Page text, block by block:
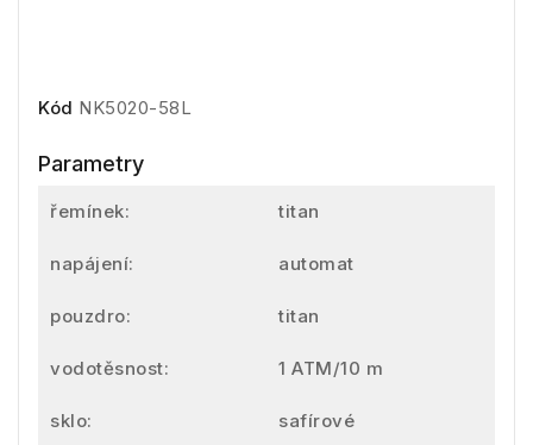
Kód NK5020-58L
Parametry
řemínek: titan
napájení: automat
pouzdro: titan
vodotěsnost: 1 ATM/10 m
sklo: safírové